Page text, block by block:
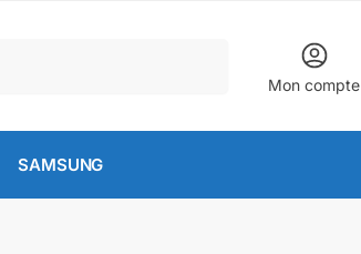
Mon compte
SAMSUNG